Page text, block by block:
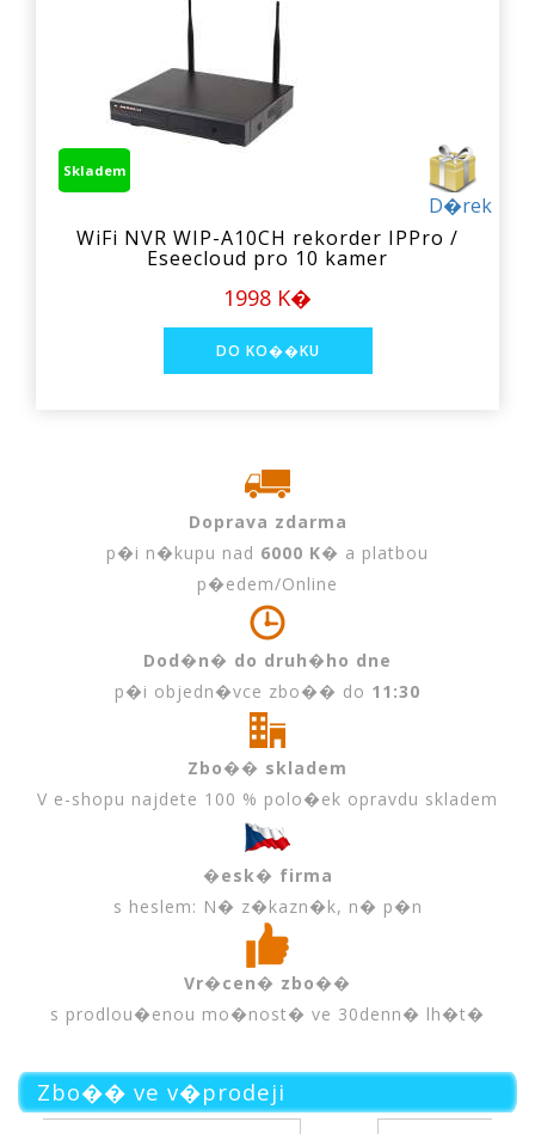
D�rek
Skladem
WiFi NVR WIP-A10CH rekorder IPPro /
Eseecloud pro 10 kamer
1998 K�
Doprava zdarma
p�i n�kupu nad 6000 K� a platbou
p�edem/Online
Dod�n� do druh�ho dne
p�i objedn�vce zbo�� do 11:30
Zbo�� skladem
V e-shopu najdete 100 % polo�ek opravdu skladem
�esk� firma
s heslem: N� z�kazn�k, n� p�n
Vr�cen� zbo��
s prodlou�enou mo�nost� ve 30denn� lh�t�
Zbo�� ve v�prodeji